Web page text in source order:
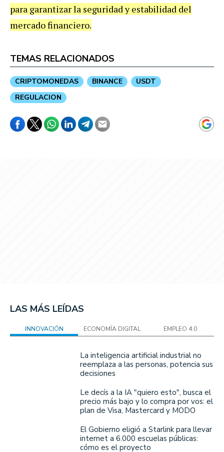
para garantizar la seguridad y estabilidad del
mercado financiero.
TEMAS RELACIONADOS
CRIPTOMONEDAS BINANCE
USDT
REGULACION
LAS MÁS LEÍDAS
INNOVACIÓN ECONOMÍA DIGITAL EMPLEO 4.0
La inteligencia artificial industrial no
reemplaza a las personas, potencia sus
decisiones
Le decís a la IA "quiero esto", busca el
precio más bajo y lo compra por vos: el
plan de Visa, Mastercard y MODO
El Gobierno eligió a Starlink para llevar
internet a 6.000 escuelas públicas:
cómo es el proyecto